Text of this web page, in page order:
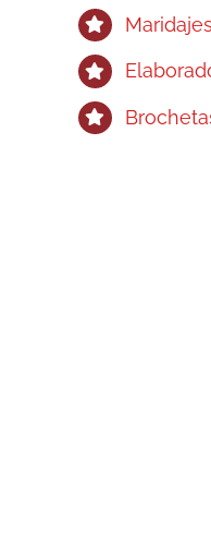
Maridajes